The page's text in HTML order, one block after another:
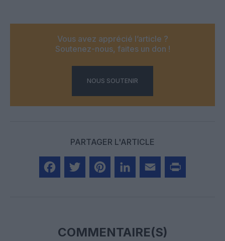
Vous avez apprécié l’article ?
Soutenez-nous, faites un don !
NOUS SOUTENIR
PARTAGER L'ARTICLE
COMMENTAIRE(S)